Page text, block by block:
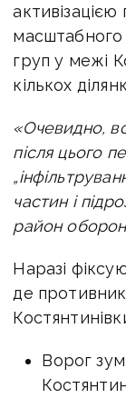
масштабного
груп у межі
кількох
«Очевидно,
після цього
частин і
район
Наразі
де
Ворог